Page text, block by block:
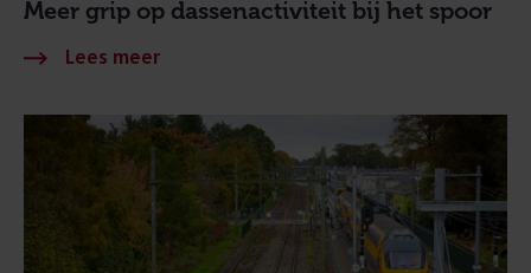
Meer grip op dassenactiviteit bij het spoor